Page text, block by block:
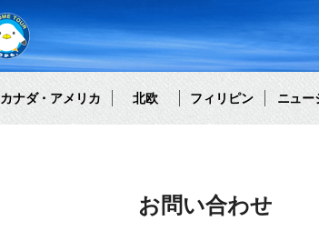
カナダ・アメリカ 北欧 フィリピン ニュー
お問い合わせ